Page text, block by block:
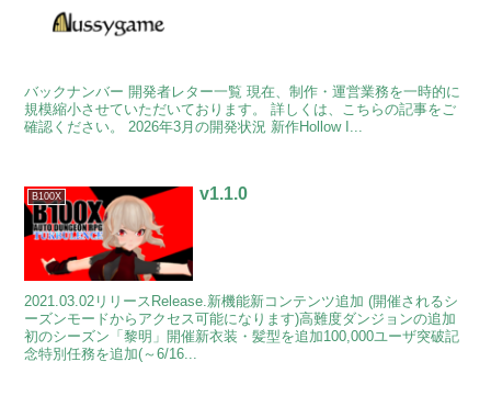
バックナンバー 開発者レター一覧 現在、制作・運営業務を一時的に
規模縮小させていただいております。 詳しくは、こちらの記事をご
確認ください。 2026年3月の開発状況 新作Hollow I...
B100X v1.1.0
2021.03.02リリースRelease.新機能新コンテンツ追加 (開催されるシ
ーズンモードからアクセス可能になります)高難度ダンジョンの追加
初のシーズン「黎明」開催新衣装・髪型を追加100,000ユーザ突破記
念特別任務を追加(～6/16...